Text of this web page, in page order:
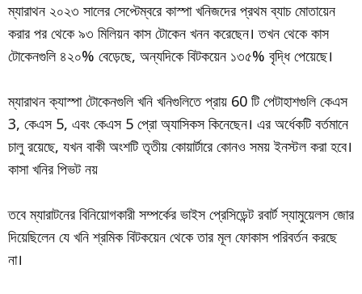
ম্যারাথন ২০২৩ সালের সেপ্টেম্বরে কাস্পা খনিজদের প্রথম ব্যাচ মোতায়েন
করার পর থেকে ৯৩ মিলিয়ন কাস টোকেন খনন করেছেন। তখন থেকে কাস
টোকেনগুলি ৪২০% বেড়েছে, অন্যদিকে বিটকয়েন ১৩৫% বৃদ্ধি পেয়েছে।
ম্যারাথন ক্যাস্পা টোকেনগুলি খনি খনিগুলিতে প্রায় 60 টি পেটাহাশগুলি কেএস
3, কেএস 5, এবং কেএস 5 প্রো অ্যাসিকস কিনেছেন। এর অর্ধেকটি বর্তমানে
চালু রয়েছে, যখন বাকী অংশটি তৃতীয় কোয়ার্টারে কোনও সময় ইনস্টল করা হবে।
কাসা খনির পিভট নয়
তবে ম্যারাটনের বিনিয়োগকারী সম্পর্কের ভাইস প্রেসিডেন্ট রবার্ট স্যামুয়েলস জোর
দিয়েছিলেন যে খনি শ্রমিক বিটকয়েন থেকে তার মূল ফোকাস পরিবর্তন করছে
না।